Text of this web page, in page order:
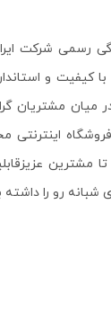
رسمی شرکت
با کیفیت و
در میان مشتریان
اینترنتی
تا مشترین
رو را داشته